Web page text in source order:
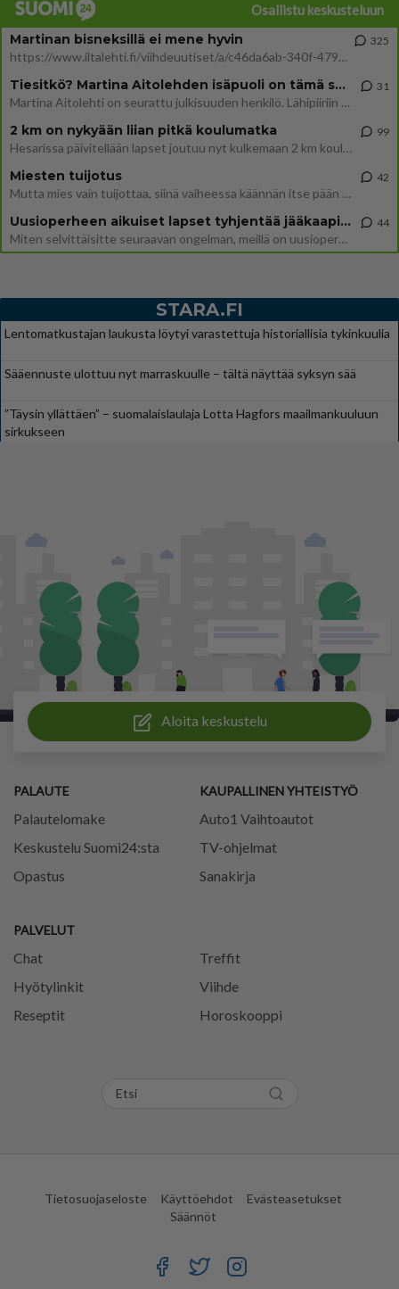
Osallistu keskusteluun
Martinan bisneksillä ei mene hyvin
https://www.iltalehti.fi/viihdeuutiset/a/c46da6ab-340f-4790-aaa7-0865eed2336 Yrityksen konkurssihakemus on tullut kärä
325
Tiesitkö? Martina Aitolehden isäpuoli on tämä suosittu laulaja
Martina Aitolehti on seurattu julkisuuden henkilö. Lähipiiriin mahtuu muitakin tunnettuja henkilöitä. Tiesitkö, että Ma
31
2 km on nykyään liian pitkä koulumatka
Hesarissa päivitellään lapset joutuu nyt kulkemaan 2 km kouluun jösses. Ruostefillarilla tuo matka menee vaikka miten äk
99
Miesten tuijotus
Mutta mies vain tuijottaa, siinä vaiheessa käännän itse pään pois. Mikä juttu? Yleensä jos joku tuijottaa tai katsoo, hä
42
Uusioperheen aikuiset lapset tyhjentää jääkaapin käydessään
Miten selvittäisitte seuraavan ongelman, meillä on uusioperhe, minulla teini-ikäiset lapset ja puolisolla aikuiset, jotk
44
STARA.FI
Lentomatkustajan laukusta löytyi varastettuja historiallisia tykinkuulia
Sääennuste ulottuu nyt marraskuulle – tältä näyttää syksyn sää
”Täysin yllättäen” – suomalaislaulaja Lotta Hagfors maailmankuuluun
sirkukseen
Aloita keskustelu
PALAUTE
Palautelomake
Keskustelu Suomi24:sta
Opastus
PALVELUT
Chat
Treffit
Hyötylinkit
Viihde
Reseptit
Horoskooppi
KAUPALLINEN YHTEISTYÖ
Auto1 Vaihtoautot
TV-ohjelmat
Sanakirja
Tietosuojaseloste Käyttöehdot
Evästeasetukset
Säännöt